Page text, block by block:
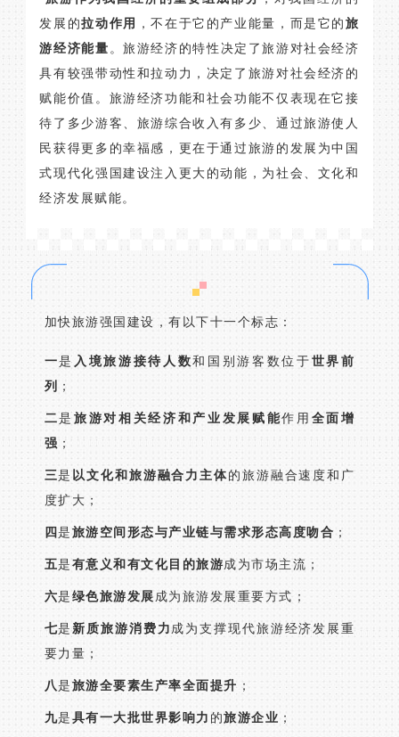
发展的拉动作用 ，不在于它的产业能量，而是它的旅
游经济能量 。旅游经济的特性决定了旅游对社会经济
具有较强带动性和拉动力，决定了旅游对社会经济的
赋能价值。旅游经济功能和社会功能不仅表现在它接
待了多少游客、旅游综合收入有多少、通过旅游使人
民获得更多的幸福感，更在于通过旅游的发展为中国
式现代化强国建设注入更大的动能，为社会、文化和
经济发展赋能。
加快旅游强国建设，有以下十一个标志：
一是 入境旅游接待人数和国别游客数位于世界前
列
；
二是 旅游对相关经济和产业发展赋能作用 全面增
强 ；
三是以文化和旅游融合力主体的旅游融合速度和广
度扩大；
四是旅游空间形态与产业链与需求形态高度吻合 ；
五是有意义和有文化目的旅游成为市场主流；
六是绿色旅游发展成为旅游发展重要方式；
七是新质旅游消费力成为支撑现代旅游经济发展重
要力量；
八是旅游全要素生产率全面提升 ；
九是具有一大批世界影响力 的旅游企业 ；